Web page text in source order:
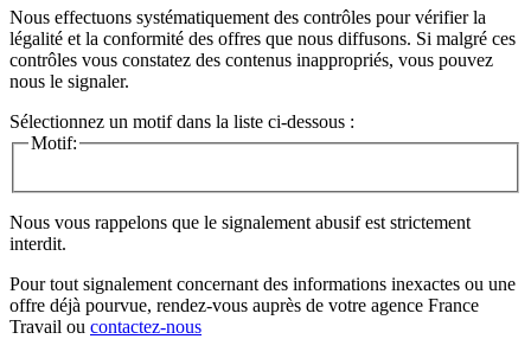
Nous effectuons systématiquement des contrôles pour vérifier la
légalité et la conformité des offres que nous diffusons. Si malgré ces
contrôles vous constatez des contenus inappropriés, vous pouvez
nous le signaler.
Sélectionnez un motif dans la liste ci-dessous :
Motif:
Nous vous rappelons que le signalement abusif est strictement
interdit.
Pour tout signalement concernant des informations inexactes ou une
offre déjà pourvue, rendez-vous auprès de votre agence France
Travail ou contactez-nous